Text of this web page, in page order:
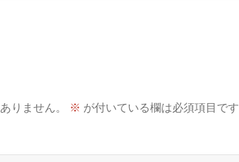
りません。 ※ が付いている欄は必須項目です